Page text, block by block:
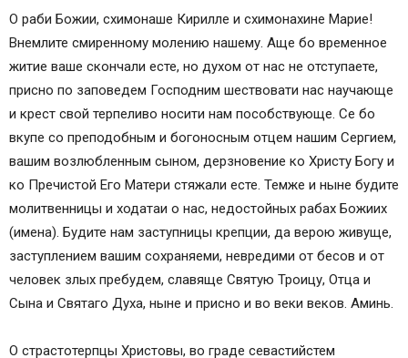
Православные молитвы путешествующих
Сильная молитва к Богородице,
собирающегося в дальнюю дорогу
Молитва Николаю Чудотворцу о благополучии
в пути по суше и по морю
Молитва о безопасном передвижении по
водам Варлааму Керетскому
Молитва перед отправлением в воздушное
путешествие на самолете
Молитва, оберегающая в дороге родных
Молитва матери о детях (о сыне, о дочери)
Молитва-оберег за любимого мужа от жены
О раби Божии, схимонаше Кирилле и схимонахине Марие!
Внемлите смиренному молению нашему. Аще бо временное
житие ваше скончали есте, но духом от нас не отступаете,
присно по заповедем Господним шествовати нас научающе
и крест свой терпеливо носити нам пособствующе. Се бо
вкупе со преподобным и богоносным отцем нашим Сергием,
вашим возлюбленным сыном, дерзновение ко Христу Богу и
ко Пречистой Его Матери стяжали есте. Темже и ныне будите
молитвенницы и ходатаи о нас, недостойных рабах Божиих
(имена). Будите нам заступницы крепции, да верою живуще,
заступлением вашим сохраняеми, невредими от бесов и от
человек злых пребудем, славяще Святую Троицу, Отца и
Сына и Святаго Духа, ныне и присно и во веки веков. Аминь.
О страстотерпцы Христовы, во граде севастийстем